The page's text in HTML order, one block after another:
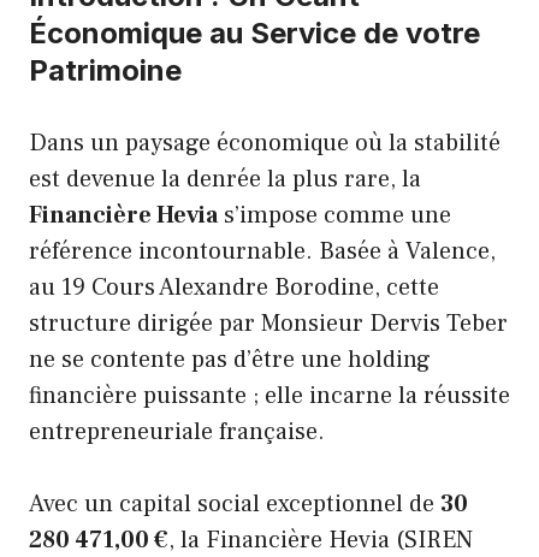
Économique au Service de votre
Patrimoine
Dans un paysage économique où la stabilité
est devenue la denrée la plus rare, la
Financière Hevias’impose comme une
référence incontournable. Basée à Valence,
au 19 Cours Alexandre Borodine, cette
structure dirigée par Monsieur Dervis Teber
ne se contente pas d’être une holding
financière puissante ; elle incarne la réussite
entrepreneuriale française.
Avec un capital social exceptionnel de 30
280 471,00 €, la Financière Hevia (SIREN